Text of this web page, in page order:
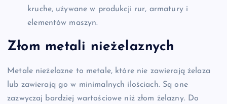
kruche, używane w produkcji rur, armatury i
elementów maszyn.
Złom metali nieżelaznych
Metale nieżelazne to metale, które nie zawierają żelaza
lub zawierają go w minimalnych ilościach. Są one
zazwyczaj bardziej wartościowe niż złom żelazny. Do